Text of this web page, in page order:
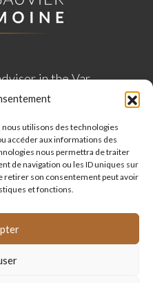
utilisons des technologies
accéder aux informations des
nous permettra de traiter
de navigation ou les ID uniques sur
retirer son consentement peut avoir
et fonctions.
in the Var